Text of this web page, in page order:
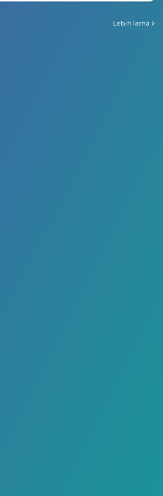
Lebih lama